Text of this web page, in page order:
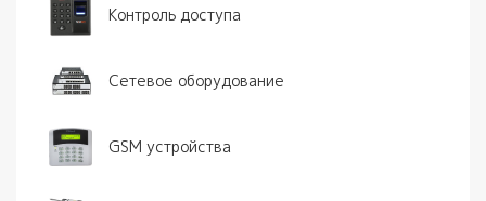
Контроль доступа
Сетевое оборудование
GSM устройства